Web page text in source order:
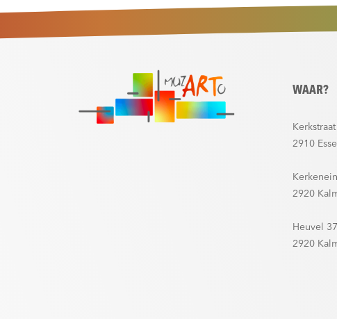
WAAR?
2910
2920
Heuvel 37
2920